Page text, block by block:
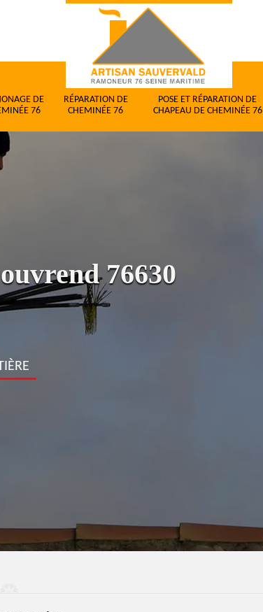
DE
76
RÉPARATION DE
CHEMINÉE 76
POSE ET RÉPARATION DE
CHAPEAU DE CHEMINÉE 76
76630